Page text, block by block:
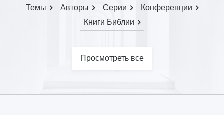
Темы Авторы Серии
Конференции
Книги Библии
Просмотреть все